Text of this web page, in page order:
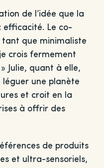
de l’idée que la
efficacité. Le co-
que minimaliste
crois fermement
Julie, quant à elle,
une planète
et croit en la
à offrir des
de produits
et ultra-sensoriels,